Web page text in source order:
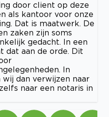
door client op deze
als kantoor voor onze
Dat is maatwerk. De
zaken zijn soms
gedacht. In een
dat aan de orde. Dit
In
dan verwijzen naar
naar een notaris in